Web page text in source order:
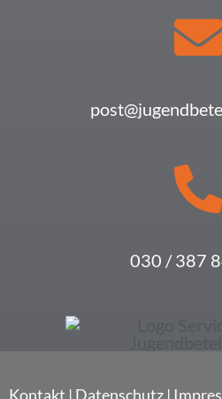
030 / 387
Kontakt | Daten­schutz|